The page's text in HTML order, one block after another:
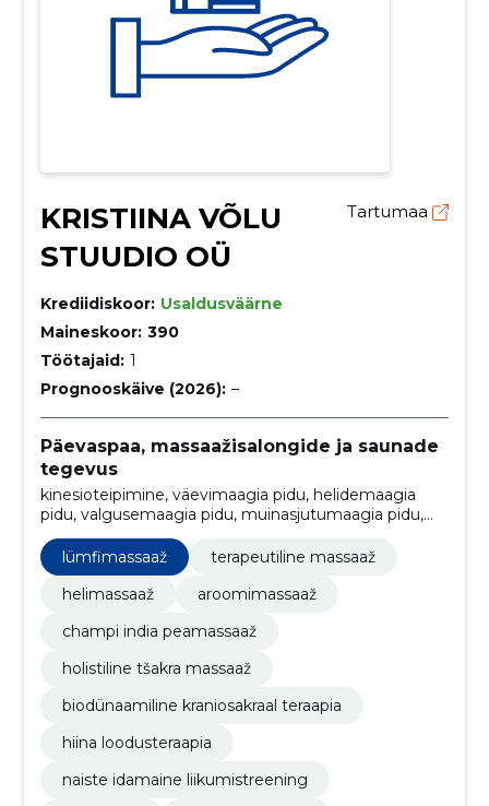
KRISTIINA VÕLU
STUUDIO OÜ
Tartumaa
Krediidiskoor: Usaldusväärne
Maineskoor: 390
Töötajaid: 1
Prognooskäive (2026): –
Päevaspaa, massaažisalongide ja saunade
tegevus
kinesioteipimine, väevimaagia pidu, helidemaagia
pidu, valgusemaagia pidu, muinasjutumaagia pidu,
tervisemaagia pidu, vabane emptsionaalsetest
pingetest, hingamine, liikumine, tantsimine,
kraniosakraal teraapia, osteopraktika
lümfimassaaž
terapeutiline massaaž
helimassaaž
aroomimassaaž
champi india peamassaaž
holistiline tšakra massaaž
biodünaamiline kraniosakraal teraapia
hiina loodusteraapia
naiste idamaine liikumistreening